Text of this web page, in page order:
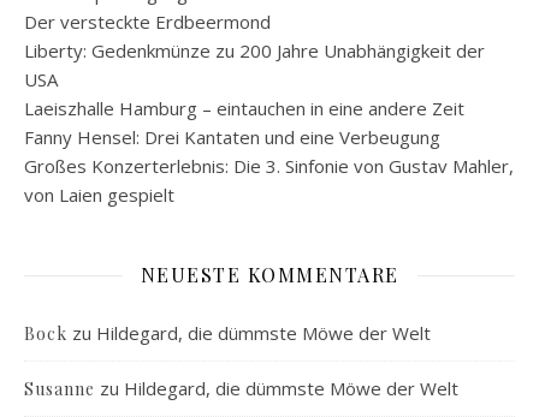
Der versteckte Erdbeermond
Liberty: Gedenkmünze zu 200 Jahre Unabhängigkeit der
USA
Laeiszhalle Hamburg – eintauchen in eine andere Zeit
Fanny Hensel: Drei Kantaten und eine Verbeugung
Großes Konzerterlebnis: Die 3. Sinfonie von Gustav Mahler,
von Laien gespielt
NEUESTE KOMMENTARE
Bock zu Hildegard, die dümmste Möwe der Welt
Susanne zu Hildegard, die dümmste Möwe der Welt